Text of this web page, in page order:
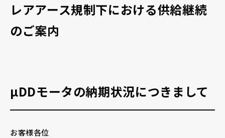
コラム
お問い合わせ
お電話でのお問い合わせ
レアアース規制下における供給継続
のご案内
µDDモータの納期状況につきまして
お客様各位